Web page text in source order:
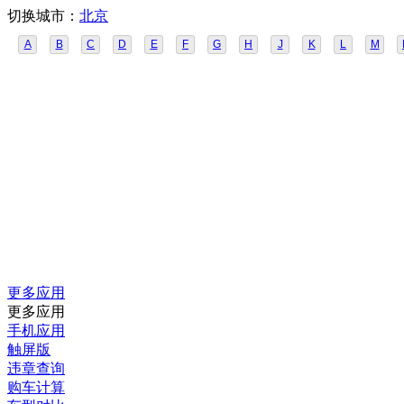
切换城市： 北京
A B C D E F G H J K L M
更多应用
更多应用
手机应用
触屏版
违章查询
购车计算